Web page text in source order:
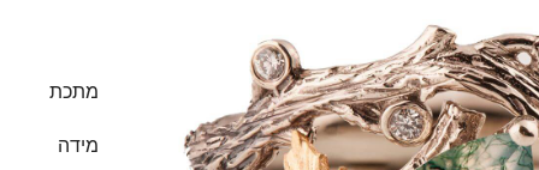
מתכת
מידה